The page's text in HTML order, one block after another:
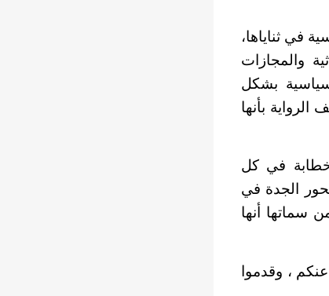
في ثناياها،
والمجازات
بشكل
بأنها
في كل
الجدة في
سماتها أنها
، وقدموا